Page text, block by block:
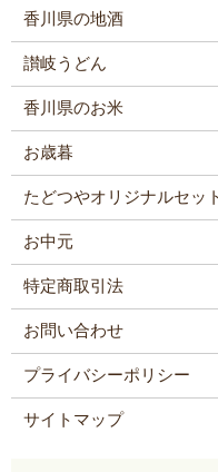
香川県の地酒
讃岐うどん
香川県のお米
お歳暮
たどつやオリジナルセッ
お中元
特定商取引法
お問い合わせ
プライバシーポリシー
サイトマップ